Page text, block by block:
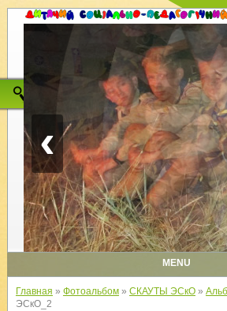
‹
MENU
Главная » Фотоальбом» СКАУТЫ ЭСкО»
ЭСкО_2